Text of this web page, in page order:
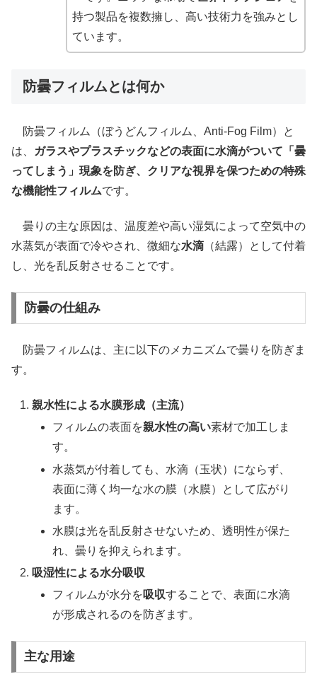
持つ製品を複数擁し、高い技術力を強みとし
ています。
防曇フィルムとは何か
防曇フィルム（ぼうどんフィルム、Anti-Fog Film）と
は、
ガラスやプラスチックなどの表面に水滴がついて「曇
ってしまう」現象を防ぎ、クリアな視界を保つための特殊
な機能性フィルムです。
曇りの主な原因は、温度差や高い湿気によって空気中の
水蒸気が表面で冷やされ、微細な水滴 （結露）として付着
し、光を乱反射させることです。
防曇の仕組み
防曇フィルムは、主に以下のメカニズムで曇りを防ぎま
す。
親水性による水膜形成（主流）
フィルムの表面を親水性の高い素材で加工しま
す。
水蒸気が付着しても、水滴（玉状）にならず、
表面に薄く均一な水の膜（水膜）として広がり
ます。
水膜は光を乱反射させないため、透明性が保た
れ、曇りを抑えられます。
吸湿性による水分吸収
フィルムが水分を吸収することで、表面に水滴
が形成されるのを防ぎます。
主な用途